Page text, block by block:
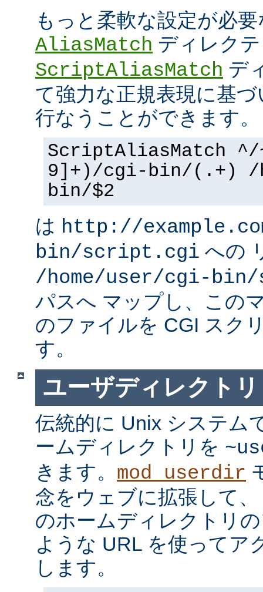
もっと柔軟な設定が必
AliasMatch ディレク
ScriptAliasMatch デ
て強力な正規表現に基
行なうことができます
ScriptAliasMatch
9]+)/cgi-bin/(.+) /
bin/$2
は http://
bin/script.cgi への
/home/user/cgi-
パスへ マップし、この
のファイルを CGI スク
す。
ユーザディレクトリ
伝統的に Unix システム
ームディレクトリを
きます。 mod_userdir
念をウェブに拡張して
のホームディレクトリ
ような URL を使ってア
します。